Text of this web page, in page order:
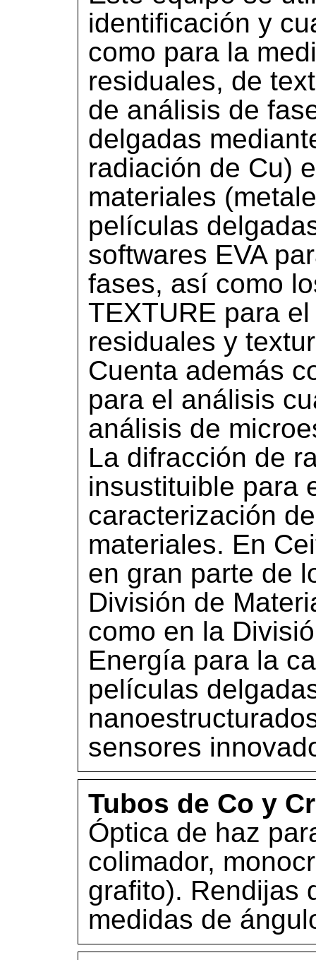
identificación y
como para la
residuales, de
de análisis de
delgadas
radiación de Cu)
materiales
películas
softwares EVA
fases, así como
TEXTURE para
residuales y
Cuenta además
para el análisis
análisis de
La difracción de
insustituible para
caracterización
materiales. En
en gran parte de
División de
como en la
Energía para la
películas
sensores
Tubos de Co y Cr
Óptica de haz
colimador,
grafito). Rendijas
medidas de